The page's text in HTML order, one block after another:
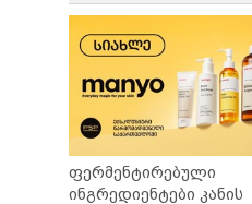
ლარიდან